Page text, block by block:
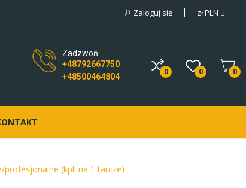
Zaloguj się złPLN
Zadzwoń:
+48792667750
+48500464804
0 0 0
profesjonalne (kpl. na 1 tarcze)